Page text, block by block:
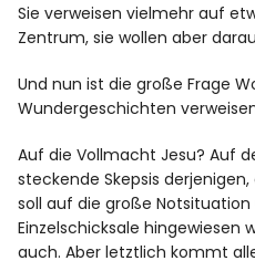
Sie verweisen vielmehr auf
Zentrum, sie wollen aber
Und nun ist die große Frage
Wundergeschichten
Auf die Vollmacht Jesu? Auf
steckende Skepsis
soll auf die große Notsituation
Einzelschicksale hingewiesen
auch. Aber letztlich kommt